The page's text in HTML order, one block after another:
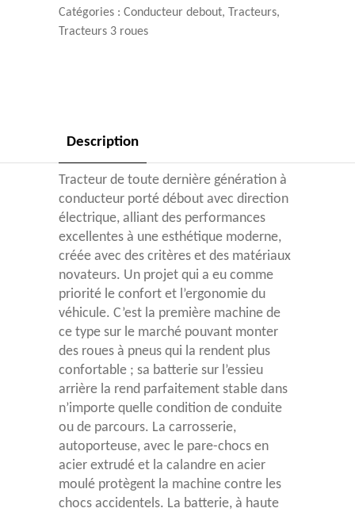
Catégories : Conducteur debout, Tracteurs,
Tracteurs 3 roues
Description
Tracteur de toute dernière génération à
conducteur porté débout avec direction
électrique, alliant des performances
excellentes à une esthétique moderne,
créée avec des critères et des matériaux
novateurs. Un projet qui a eu comme
priorité le confort et l’ergonomie du
véhicule. C’est la première machine de
ce type sur le marché pouvant monter
des roues à pneus qui la rendent plus
confortable ; sa batterie sur l’essieu
arrière la rend parfaitement stable dans
n’importe quelle condition de conduite
ou de parcours. La carrosserie,
autoporteuse, avec le pare-chocs en
acier extrudé et la calandre en acier
moulé protègent la machine contre les
chocs accidentels. La batterie, à haute